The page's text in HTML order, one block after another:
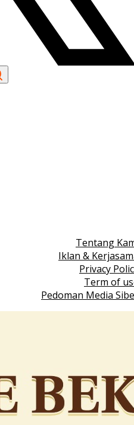
Tentang
Iklan &
Privacy
Term of
Pedoman Media